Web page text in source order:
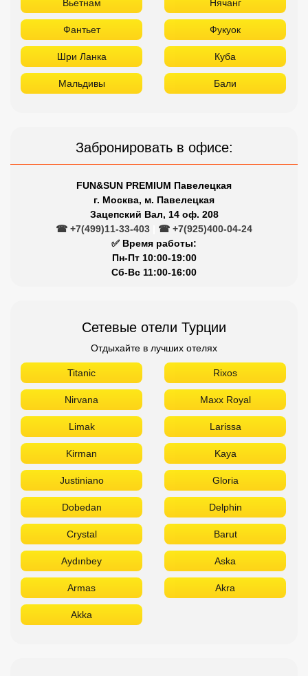
Вьетнам Нячанг
Фантьет Фукуок
Шри Ланка Куба
Мальдивы Бали
Забронировать в офисе:
FUN&SUN PREMIUM Павелецкая
г. Москва, м. Павелецкая
Зацепский Вал, 14 оф. 208
☎ +7(499)11-33-403
☎ +7(925)400-04-24
✅ Время работы:
Пн-Пт 10:00-19:00
Сб-Вс 11:00-16:00
Сетевые отели Турции
Отдыхайте в лучших отелях
Titanic Rixos
Nirvana Maxx Royal
Limak Larissa
Kirman Kaya
Justiniano Gloria
Dobedan Delphin
Crystal Barut
Aydınbey Aska
Armas Akra
Akka